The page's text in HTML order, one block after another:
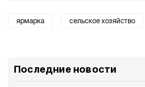
ярмарка сельское хозяйство
Последние новости